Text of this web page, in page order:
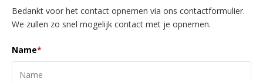
Bedankt voor het contact opnemen via ons contactformulier.
We zullen zo snel mogelijk contact met je opnemen.
Name*